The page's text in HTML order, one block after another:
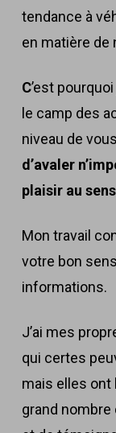
tendance à
en matière de
C’est
le camp des
niveau de
d’avaler
plaisir au
Mon travail
votre bon
informations.
J’ai mes
qui certes
mais elles ont
grand nombre